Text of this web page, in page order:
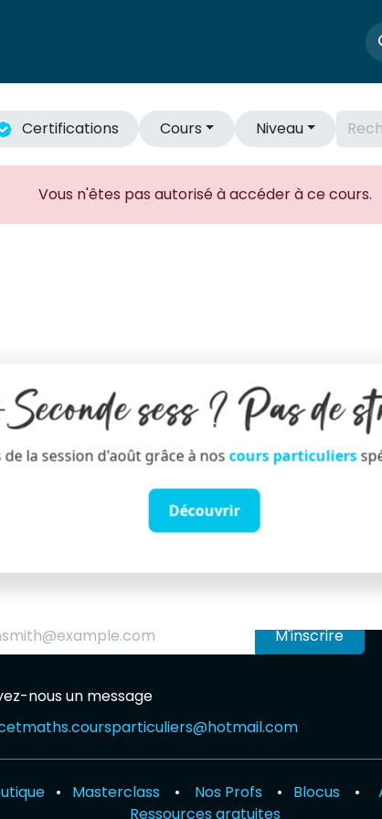
Cours Niveau
Certifications
Vous n'êtes pas autorisé à accéder à ce cours.
M'inscrire
nous un message
• Masterclass • Nos Profs • Blocus •
Ressources gratuites
sess ? Pas de
la session d'août grâce à nos cours particuliers
Découvrir